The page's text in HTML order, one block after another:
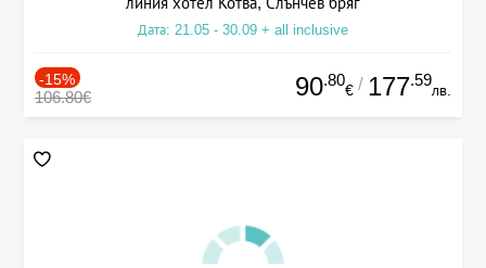
Дата: 21.05 - 30.09 + all inclusive
-15%
106.80€ 90.80
€ / 177.59
лв.